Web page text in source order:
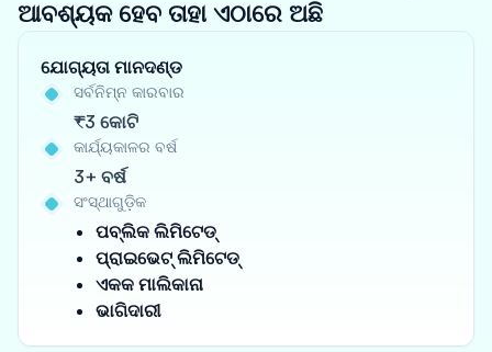
ଆବଶ୍ୟକ ହେବ ତାହା ଏଠାରେ ଅଛି
ଯୋଗ୍ୟତା ମାନଦଣ୍ଡ
ସର୍ବନିମ୍ନ କାରବାର
₹3 କୋଟି
କାର୍ଯ୍ୟକାଳର ବର୍ଷ
3+ ବର୍ଷ
ସଂସ୍ଥାଗୁଡ଼ିକ
ପବ୍ଲିକ ଲିମିଟେଡ୍
ପ୍ରାଇଭେଟ୍ ଲିମିଟେଡ୍
ଏକକ ମାଲିକାନା
ଭାଗିଦାରୀ